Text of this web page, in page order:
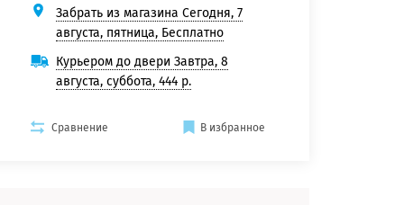
100 баллов
125 баллов
Забрать из магазина Сегодня, 7
августа, пятница, Бесплатно
Курьером до двери Завтра, 8
августа, суббота, 444 р.
Сравнение В избранное